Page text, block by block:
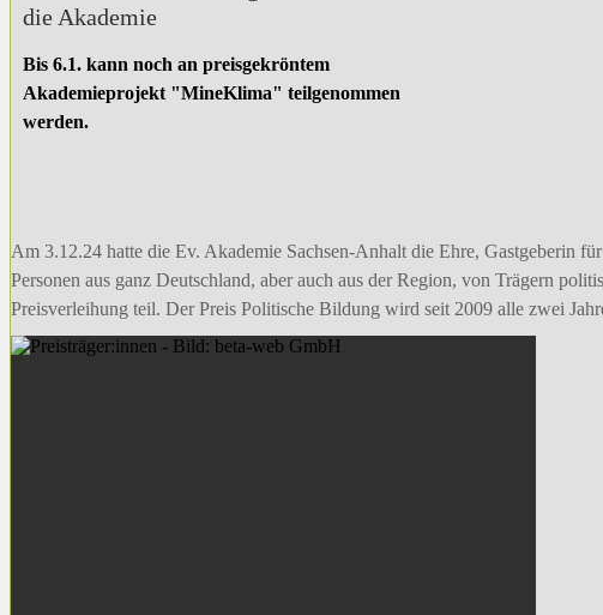
die Akademie
Bis 6.1. kann noch an preisgekröntem
Akademieprojekt "MineKlima" teilgenommen
werden.
Am 3.12.24 hatte die Ev. Akademie Sachsen-Anhalt die Ehre, Gastgeberin
Personen aus ganz Deutschland, aber auch aus der Region, von Trägern
Preisverleihung teil. Der Preis Politische Bildung wird seit 2009 alle zwei